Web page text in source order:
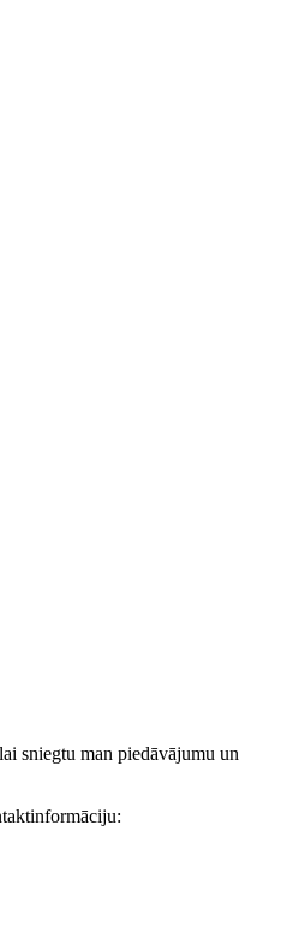
sniegtu man piedāvājumu un